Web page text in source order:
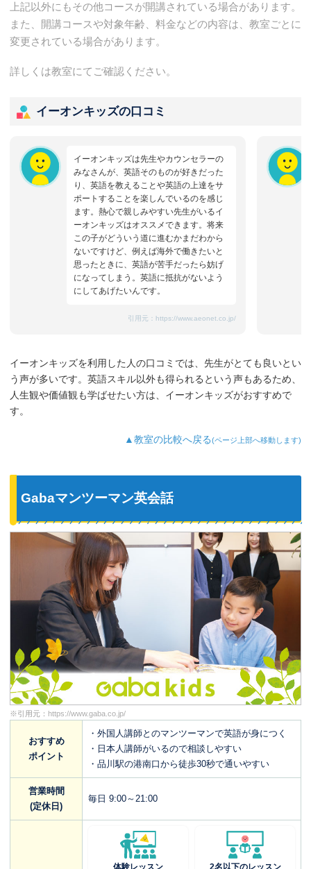
上記以外にもその他コースが開講されている場合があります。
また、開講コースや対象年齢、料金などの内容は、教室ごとに
変更されている場合があります。
詳しくは教室にてご確認ください。
イーオンキッズの口コミ
イーオンキッズは先生やカウンセラーの
みなさんが、英語そのものが好きだった
り、英語を教えることや英語の上達をサ
ポートすることを楽しんでいるのを感じ
ます。熱心で親しみやすい先生がいるイ
ーオンキッズはオススメできます。将来
この子がどういう道に進むかまだわから
ないですけど、例えば海外で働きたいと
思ったときに、英語が苦手だったら妨げ
になってしまう。英語に抵抗がないよう
にしてあげたいんです。
引用元： https://www.aeonet.co.jp/
イーオンキッズを利用した人の口コミでは、先生がとても良いとい
う声が多いです。英語スキル以外も得られるという声もあるため、
人生観や価値観も学ばせたい方は、イーオンキッズがおすすめで
す。
▲教室の比較へ戻る(ページ上部へ移動します)
Gabaマンツーマン英会話
※引用元： https://www.gaba.co.jp/
おすすめ
ポイント
・外国人講師とのマンツーマンで英語が身につく
・日本人講師がいるので相談しやすい
・品川駅の港南口から徒歩30秒で通いやすい
営業時間
(定休日)
毎日 9:00～21:00
体験レッスン 2名以下のレッスン